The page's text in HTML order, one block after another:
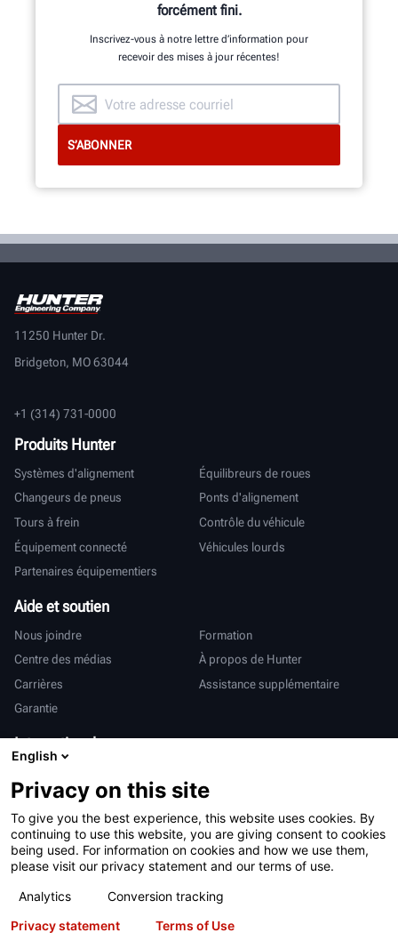
forcément fini.
Inscrivez-vous à notre lettre d’information pour
recevoir des mises à jour récentes!
11250 Hunter Dr.
Bridgeton, MO 63044
+1 (314) 731-0000
Produits Hunter
Systèmes d'alignement
Équilibreurs de roues
Changeurs de pneus
Ponts d'alignement
Tours à frein
Contrôle du véhicule
Équipement connecté
Véhicules lourds
Partenaires équipementiers
Aide et soutien
Nous joindre
Formation
Centre des médias
À propos de Hunter
Carrières
Assistance supplémentaire
Garantie
International
亨特中国
Conditions d’utilisation Déclaration de confidentialité
English
Privacy on this site
To give you the best experience, this website uses cookies. By
continuing to use this website, you are giving consent to cookies
being used. For information on cookies and how we use them,
please visit our privacy statement and our terms of use.
Analytics
Conversion tracking
Privacy statement
Terms of Use